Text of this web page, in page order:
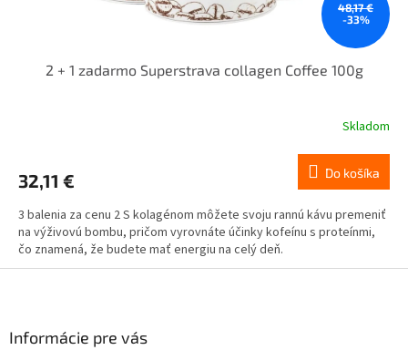
48,17 €
-33%
2 + 1 zadarmo Superstrava collagen Coffee 100g
Skladom
32,11 € Do košíka
3 balenia za cenu 2 S kolagénom môžete svoju rannú kávu premeniť
na výživovú bombu, pričom vyrovnáte účinky kofeínu s proteínmi,
čo znamená, že budete mať energiu na celý deň.
Informácie pre vás